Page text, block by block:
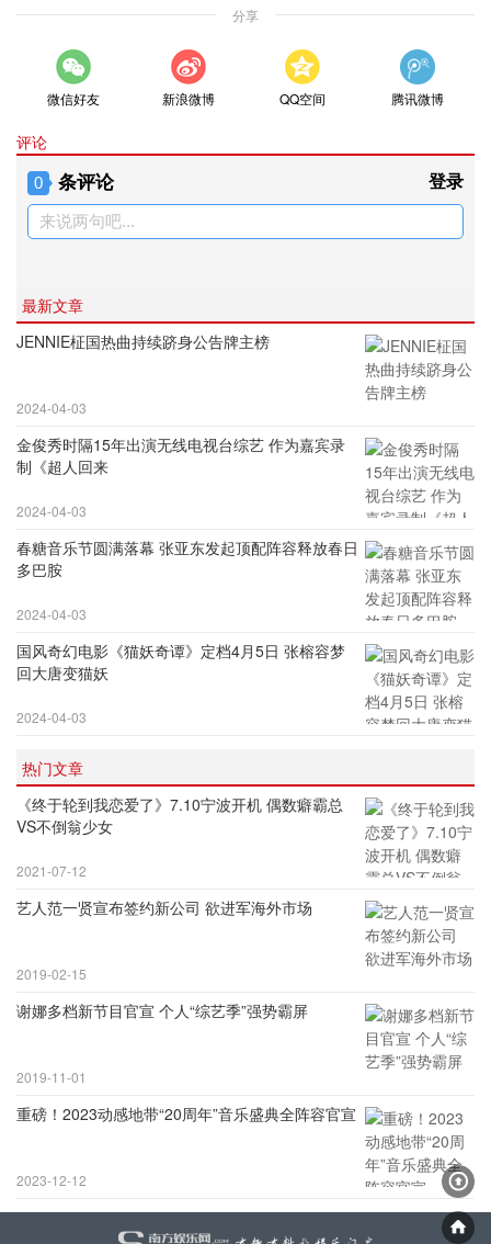
分享
微信好友 新浪微博 QQ空间 腾讯微博
评论
0 条评论 登录
来说两句吧...
最新文章
JENNIE柾国热曲持续跻身公告牌主榜
2024-04-03
金俊秀时隔15年出演无线电视台综艺 作为嘉宾录
制《超人回来
2024-04-03
春糖音乐节圆满落幕 张亚东发起顶配阵容释放春日
多巴胺
2024-04-03
国风奇幻电影《猫妖奇谭》定档4月5日 张榕容梦
回大唐变猫妖
2024-04-03
热门文章
《终于轮到我恋爱了》7.10宁波开机 偶数癖霸总
VS不倒翁少女
2021-07-12
艺人范一贤宣布签约新公司 欲进军海外市场
2019-02-15
谢娜多档新节目官宣 个人“综艺季”强势霸屏
2019-11-01
重磅！2023动感地带“20周年”音乐盛典全阵容官宣
2023-12-12